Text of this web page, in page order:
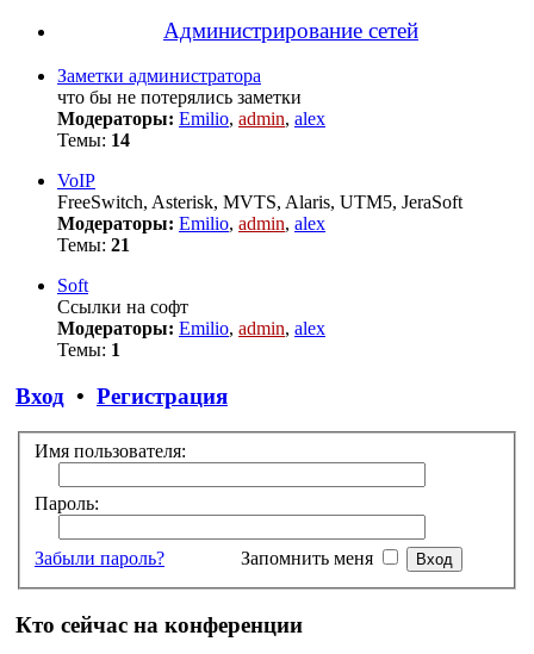
Администрирование сетей
Заметки администратора
что бы не потерялись заметки
Модераторы: Emilio, admin, alex
Темы: 14
VoIP
FreeSwitch, Asterisk, MVTS, Alaris, UTM5, JeraSoft
Модераторы: Emilio, admin, alex
Темы: 21
Soft
Ссылки на софт
Модераторы: Emilio, admin, alex
Темы: 1
Вход • Регистрация
Имя пользователя:
Пароль:
Забыли пароль? Запомнить меня
Кто сейчас на конференции